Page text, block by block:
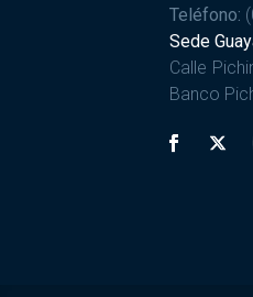
Teléfono:
Sede
Calle
Banco